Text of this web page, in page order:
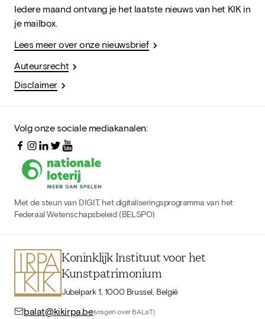
Iedere maand ontvang je het laatste nieuws van het KIK in
je mailbox.
Lees meer over onze nieuwsbrief
Auteursrecht
Disclaimer
Volg onze sociale mediakanalen:
Met de steun van DIGIT, het digitaliseringsprogramma van het
Federaal Wetenschapsbeleid (BELSPO)
Koninklijk Instituut voor het
Kunstpatrimonium
Jubelpark 1, 1000 Brussel, België
balat@kikirpa.be(vragen over BALaT)